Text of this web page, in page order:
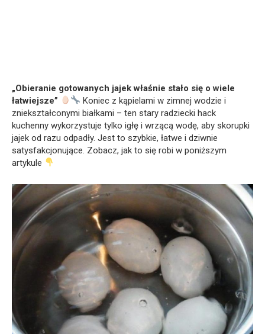
„Obieranie gotowanych jajek właśnie stało się o wiele
łatwiejsze”
Koniec z kąpielami w zimnej wodzie i
zniekształconymi białkami – ten stary radziecki hack
kuchenny wykorzystuje tylko igłę i wrzącą wodę, aby skorupki
jajek od razu odpadły. Jest to szybkie, łatwe i dziwnie
satysfakcjonujące. Zobacz, jak to się robi w poniższym
artykule